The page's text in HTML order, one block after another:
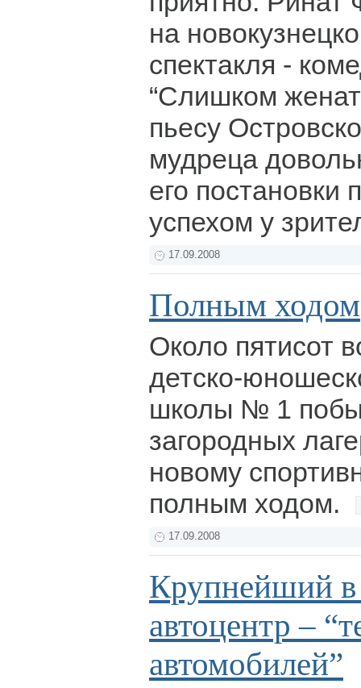
на
спектакля -
“Слишком
пьесу
мудреца
его постановки
успехом у
17.09.2008
Полным ходом
Около пятисот
детско-
школы № 1
загородных
новому
полным ходом.
17.09.2008
Крупнейший в
автоцентр –
автомобилей”